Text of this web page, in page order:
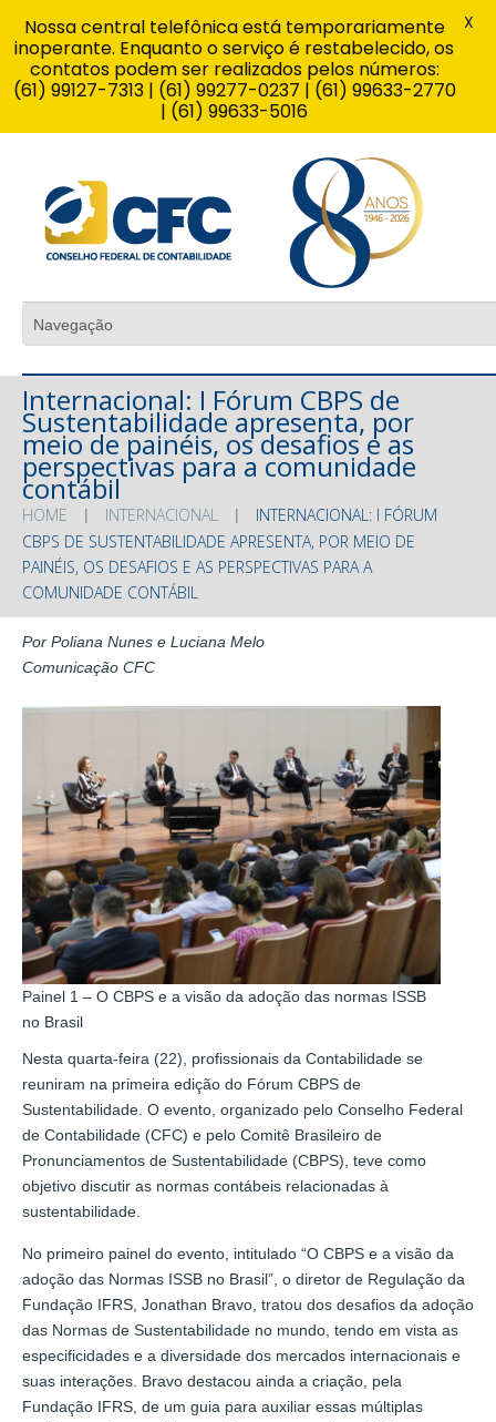
Internacional: I Fórum CBPS de
Sustentabilidade apresenta, por
meio de painéis, os desafios e as
perspectivas para a comunidade
contábil
HOME INTERNACIONAL
INTERNACIONAL: I FÓRUM
CBPS DE SUSTENTABILIDADE APRESENTA, POR MEIO DE
PAINÉIS, OS DESAFIOS E AS PERSPECTIVAS PARA A
COMUNIDADE CONTÁBIL
Por Poliana Nunes e Luciana Melo
Comunicação CFC
Painel 1 – O CBPS e a visão da adoção das normas ISSB
no Brasil
Nesta quarta-feira (22), profissionais da Contabilidade se
reuniram na primeira edição do Fórum CBPS de
Sustentabilidade. O evento, organizado pelo Conselho Federal
de Contabilidade (CFC) e pelo Comitê Brasileiro de
Pronunciamentos de Sustentabilidade (CBPS), teve como
objetivo discutir as normas contábeis relacionadas à
sustentabilidade.
No primeiro painel do evento, intitulado “O CBPS e a visão da
adoção das Normas ISSB no Brasil”, o diretor de Regulação da
Fundação IFRS, Jonathan Bravo, tratou dos desafios da adoção
das Normas de Sustentabilidade no mundo, tendo em vista as
especificidades e a diversidade dos mercados internacionais e
suas interações. Bravo destacou ainda a criação, pela
Fundação IFRS, de um guia para auxiliar essas múltiplas
Nossa central telefônica está temporariamente
inoperante. Enquanto o serviço é restabelecido, os
contatos podem ser realizados pelos números:
(61) 99127-7313 | (61) 99277-0237 | (61) 99633-2770
| (61) 99633-5016
X